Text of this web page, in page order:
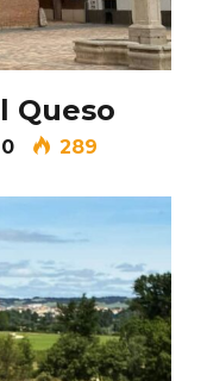
Queso
0 289
Museo